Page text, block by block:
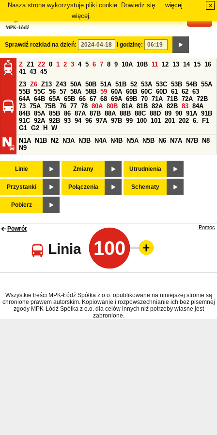
Nasza strona wykorzystuje pliki cookie. Dowiedz się
więcej.
więcej x
Sprawdź rozkład na dzień: i godzinę:
Z Z1 Z2 0 1 2 3 4 5 6 7 8 9 10A 10B 11 12 13 14 15 16
41 43 45
Z3 Z6 Z13 Z43 50A 50B 51A 51B 52 53A 53C 53B 54B 55A
55B 55C 56 57 58A 58B 59 60A 60B 60C 60D 61 62 63
64A 64B 65A 65B 66 67 68 69A 69B 70 71A 71B 72A 72B
73 75A 75B 76 77 78 80A 80B 81A 81B 82A 82B 83 84A
84B 85A 85B 86 87A 87B 88A 88B 88C 88D 89 90 91A 91B
91C 92A 92B 93 94 96 97A 97B 99 100 101 201 202 6.
F1
G1 G2 H
W
N1A
N1B N2 N3A N3B N4A N4B N5A N5B N6 N7A N7B
N8
N9
Linie Zmiany Utrudnienia
Przystanki Połączenia Schematy
Pobierz
Powrót
Linia 100
Pomoc
Wszystkie treści MPK-Łódź Spółka z o.o. opublikowane na niniejszej stronie są
chronione prawem autorskim. Kopiowanie i rozpowszechnianie ich bez pisemnej
zgody MPK-Łódź Spółka z o.o. dla celów innych niż potrzeby własne jest
zabronione.